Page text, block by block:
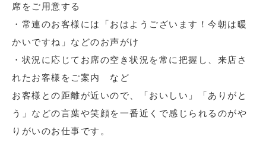
席をご用意する
・常連のお客様には「おはようございます！今朝は暖
かいですね」などのお声がけ
・状況に応じてお席の空き状況を常に把握し、来店さ
れたお客様をご案内 など
お客様との距離が近いので、「おいしい」「ありがと
う」などの言葉や笑顔を一番近くで感じられるのがや
りがいのお仕事です。